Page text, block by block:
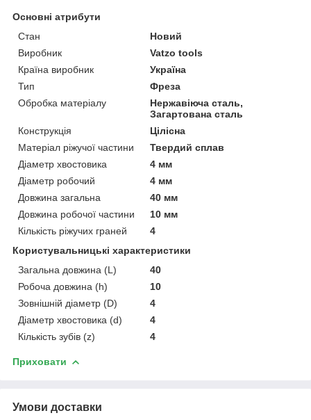
Основні атрибути
Стан
Новий
Виробник
Vatzo tools
Країна виробник
Україна
Тип
Фреза
Обробка матеріалу
Нержавіюча сталь,
Загартована сталь
Конструкція
Цілісна
Матеріал ріжучої частини
Твердий сплав
Діаметр хвостовика
4 мм
Діаметр робочий
4 мм
Довжина загальна
40 мм
Довжина робочої частини
10 мм
Кількість ріжучих граней
4
Користувальницькі характеристики
Загальна довжина (L)
40
Робоча довжина (h)
10
Зовнішній діаметр (D)
4
Діаметр хвостовика (d)
4
Кількість зубів (z)
4
Приховати
Умови доставки